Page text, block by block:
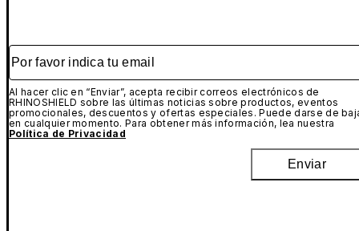
Por favor indica tu email
Al hacer clic en “Enviar”, acepta recibir correos electrónicos de
RHINOSHIELD sobre las últimas noticias sobre productos, eventos
promocionales, descuentos y ofertas especiales. Puede darse de
en cualquier momento. Para obtener más información, lea nuestra
Política de Privacidad
Enviar